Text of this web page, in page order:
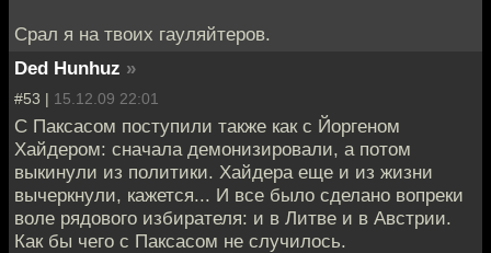
Срал я на твоих гауляйтеров.
Ded Hunhuz »
#53 | 15.12.09 22:01
С Паксасом поступили также как с Йоргеном
Хайдером: сначала демонизировали, а потом
выкинули из политики. Хайдера еще и из жизни
вычеркнули, кажется... И все было сделано вопреки
воле рядового избирателя: и в Литве и в Австрии.
Как бы чего с Паксасом не случилось.